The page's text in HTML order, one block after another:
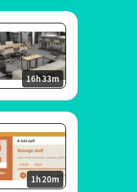
16h 33m
1h 20m